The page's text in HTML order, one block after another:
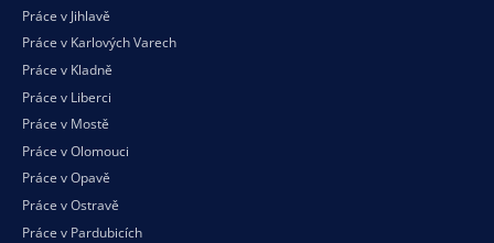
Práce v Jihlavě
Práce v Karlových Varech
Práce v Kladně
Práce v Liberci
Práce v Mostě
Práce v Olomouci
Práce v Opavě
Práce v Ostravě
Práce v Pardubicích